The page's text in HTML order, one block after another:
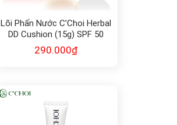
Lõi Phấn Nước C’Choi Herbal
DD Cushion (15g) SPF 50
290.000₫